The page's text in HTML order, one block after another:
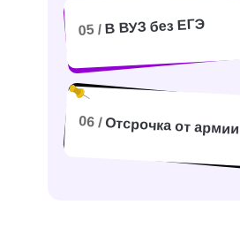
05 / В ВУЗ без ЕГЭ
06 / Отсрочка от армии